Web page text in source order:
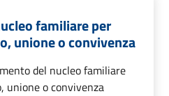
familiare per
unione o convivenza
del nucleo familiare
unione o convivenza